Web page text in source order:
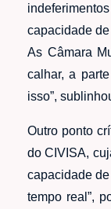
capacidade
As Câmara
calhar, a
isso”,
Outro ponto
do CIVISA,
capacidade
tempo real”,